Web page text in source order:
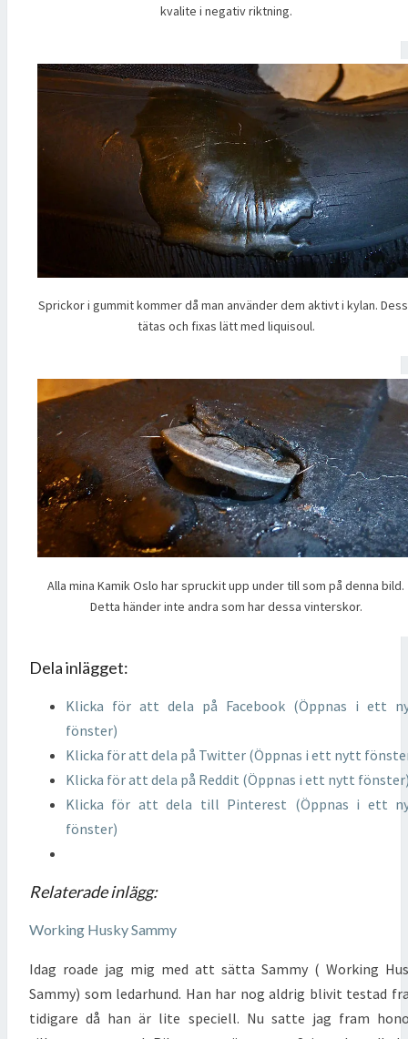
kvalite i negativ riktning.
Sprickor i gummit kommer då man använder dem aktivt i kylan.
tätas och fixas lätt med liquisoul.
Alla mina Kamik Oslo har spruckit upp under till som på denna bild.
Detta händer inte andra som har dessa vinterskor.
Dela inlägget:
Klicka för att dela på Facebook (Öppnas i ett
fönster)
Klicka för att dela på Twitter (Öppnas i ett nytt
Klicka för att dela på Reddit (Öppnas i ett nytt
Klicka för att dela till Pinterest (Öppnas i ett
fönster)
Relaterade inlägg:
Working Husky Sammy
Idag roade jag mig med att sätta Sammy ( Working
Sammy) som ledarhund. Han har nog aldrig blivit testad
tidigare då han är lite speciell. Nu satte jag fram